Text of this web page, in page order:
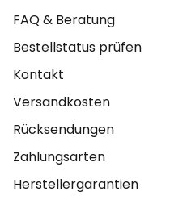
FAQ & Beratung
Bestellstatus prüfen
Kontakt
Versandkosten
Rücksendungen
Zahlungsarten
Herstellergarantien